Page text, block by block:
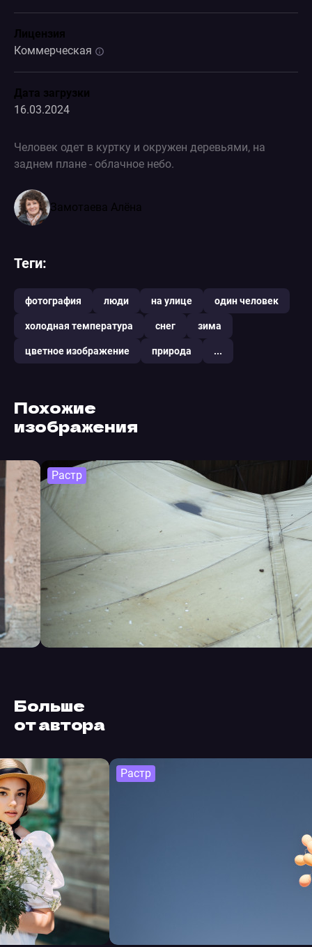
Лицензия
Коммерческая
Дата загрузки
16.03.2024
Человек одет в куртку и окружен деревьями, на
заднем плане - облачное небо.
Замотаева Алёна
Теги:
фотография люди на улице один человек
холодная температура снег зима
цветное изображение природа ...
Похожие
изображения
Растр
Больше
от автора
Растр